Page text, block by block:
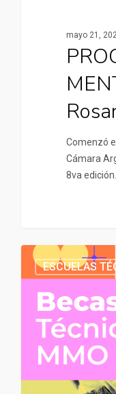
mayo 21,
Comenzó
Cámara
8va edición…
ESCUELAS